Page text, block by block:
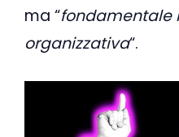
ma “fondamentale
organizzativa“.